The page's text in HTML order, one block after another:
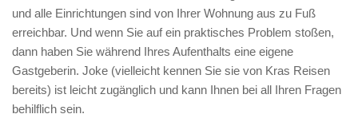
und alle Einrichtungen sind von Ihrer Wohnung aus zu Fuß
erreichbar. Und wenn Sie auf ein praktisches Problem stoßen,
dann haben Sie während Ihres Aufenthalts eine eigene
Gastgeberin. Joke (vielleicht kennen Sie sie von Kras Reisen
bereits) ist leicht zugänglich und kann Ihnen bei all Ihren Fragen
behilflich sein.